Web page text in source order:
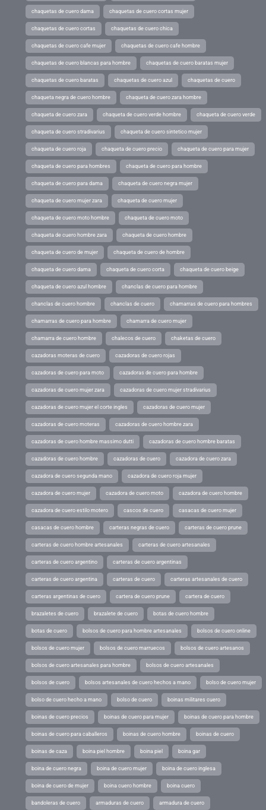
chaquetas de cuero dama chaquetas de cuero cortas mujer
chaquetas de cuero cortas chaquetas de cuero chica
chaquetas de cuero cafe mujer chaquetas de cuero cafe hombre
chaquetas de cuero blancas para hombre chaquetas de cuero baratas mujer
chaquetas de cuero baratas chaquetas de cuero azul chaquetas de cuero
chaqueta negra de cuero hombre chaqueta de cuero zara hombre
chaqueta de cuero zara chaqueta de cuero verde hombre chaqueta de cuero verde
chaqueta de cuero stradivarius chaqueta de cuero sintetico mujer
chaqueta de cuero roja chaqueta de cuero precio chaqueta de cuero para mujer
chaqueta de cuero para hombres chaqueta de cuero para hombre
chaqueta de cuero para dama chaqueta de cuero negra mujer
chaqueta de cuero mujer zara chaqueta de cuero mujer
chaqueta de cuero moto hombre chaqueta de cuero moto
chaqueta de cuero hombre zara chaqueta de cuero hombre
chaqueta de cuero de mujer chaqueta de cuero de hombre
chaqueta de cuero dama chaqueta de cuero corta chaqueta de cuero beige
chaqueta de cuero azul hombre chanclas de cuero para hombre
chanclas de cuero hombre chanclas de cuero chamarras de cuero para hombres
chamarras de cuero para hombre chamarra de cuero mujer
chamarra de cuero hombre chalecos de cuero chaketas de cuero
cazadoras moteras de cuero cazadoras de cuero rojas
cazadoras de cuero para moto cazadoras de cuero para hombre
cazadoras de cuero mujer zara cazadoras de cuero mujer stradivarius
cazadoras de cuero mujer el corte ingles cazadoras de cuero mujer
cazadoras de cuero moteras cazadoras de cuero hombre zara
cazadoras de cuero hombre massimo dutti cazadoras de cuero hombre baratas
cazadoras de cuero hombre cazadoras de cuero cazadora de cuero zara
cazadora de cuero segunda mano cazadora de cuero roja mujer
cazadora de cuero mujer cazadora de cuero moto cazadora de cuero hombre
cazadora de cuero estilo motero cascos de cuero casacas de cuero mujer
casacas de cuero hombre carteras negras de cuero carteras de cuero prune
carteras de cuero hombre artesanales carteras de cuero artesanales
carteras de cuero argentino carteras de cuero argentinas
carteras de cuero argentina carteras de cuero carteras artesanales de cuero
carteras argentinas de cuero cartera de cuero prune cartera de cuero
brazaletes de cuero brazalete de cuero botas de cuero hombre
botas de cuero bolsos de cuero para hombre artesanales bolsos de cuero online
bolsos de cuero mujer bolsos de cuero marruecos bolsos de cuero artesanos
bolsos de cuero artesanales para hombre bolsos de cuero artesanales
bolsos de cuero bolsos artesanales de cuero hechos a mano bolso de cuero mujer
bolso de cuero hecho a mano bolso de cuero boinas militares cuero
boinas de cuero precios boinas de cuero para mujer boinas de cuero para hombre
boinas de cuero para caballeros boinas de cuero hombre boinas de cuero
boinas de caza boina piel hombre boina piel boina gar
boina de cuero negra boina de cuero mujer boina de cuero inglesa
boina de cuero de mujer boina cuero hombre boina cuero
bandoleras de cuero armaduras de cuero armadura de cuero